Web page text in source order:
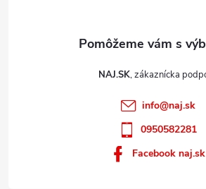
NAJ.SK
info@naj.sk
0950582281
Facebook naj.sk